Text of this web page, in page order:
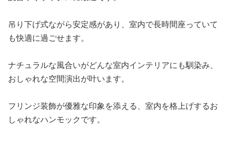
吊り下げ式ながら安定感があり、室内で長時間座っていて
も快適に過ごせます。
ナチュラルな風合いがどんな室内インテリアにも馴染み、
おしゃれな空間演出が叶います。
フリンジ装飾が優雅な印象を添える、室内を格上げするお
しゃれなハンモックです。